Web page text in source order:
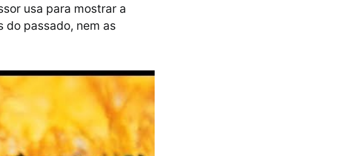
usa para mostrar a
do passado, nem as